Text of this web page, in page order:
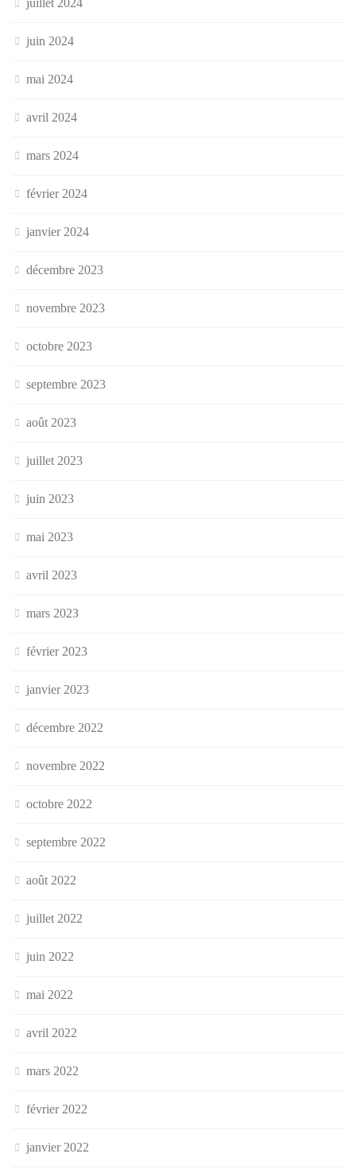
juin 2024
mai 2024
avril 2024
mars 2024
février 2024
janvier 2024
décembre 2023
novembre 2023
octobre 2023
septembre 2023
août 2023
juillet 2023
juin 2023
mai 2023
avril 2023
mars 2023
février 2023
janvier 2023
décembre 2022
novembre 2022
octobre 2022
septembre 2022
août 2022
juillet 2022
juin 2022
mai 2022
avril 2022
mars 2022
février 2022
janvier 2022